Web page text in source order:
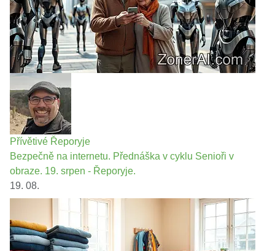
Přívětivé Řeporyje
Bezpečně na internetu. Přednáška v cyklu Senioři v
obraze. 19. srpen - Řeporyje.
19. 08.